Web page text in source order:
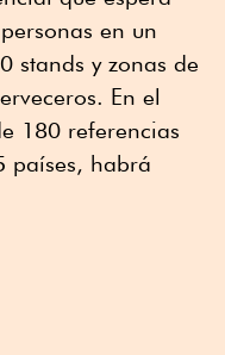
en un
stands y zonas de
En el
180 referencias
países, habrá